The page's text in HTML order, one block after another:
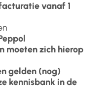
vanaf 1
moeten zich hierop
gelden (nog)
kennisbank in de